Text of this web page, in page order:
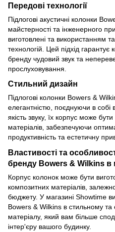
Передові технології
Підлогові акустичні колонки
майстерності та інженерного
виготовлені та використанням
технологій. Цей підхід гарантує
бренду чудовий звук та
прослуховування.
Стильний дизайн
Підлогові колонки Bowers &
елегантністю, поєднуючи в собі
якість звуку, їх корпус може
матеріалів, забезпечуючи
продуктивність та естетичну
Властивості та
бренду Bowers & Wilkins в
Корпус колонок може бути
композитних матеріалів,
бюджету. У магазині Showtime
Bowers & Wilkins в стильному та
матеріалу, який вам більше
інтер'єру вашого будинку.